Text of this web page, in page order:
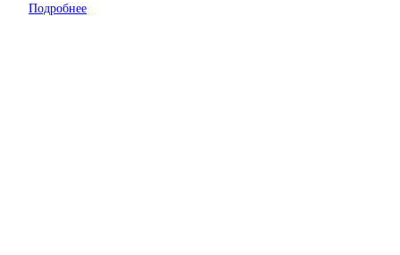
Подробнее